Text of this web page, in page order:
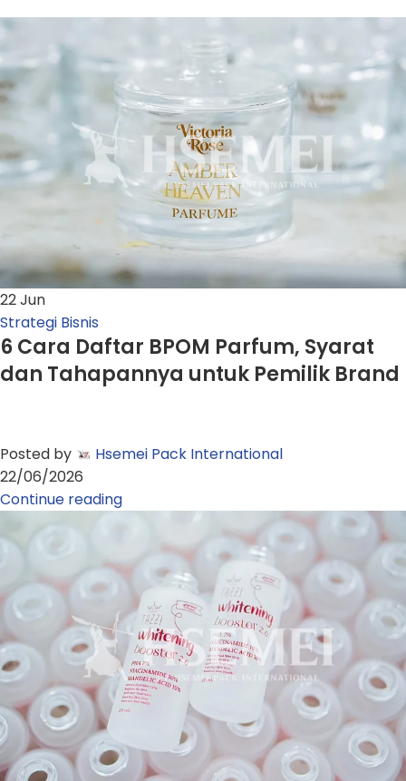
22Jun
Strategi Bisnis
6 Cara Daftar BPOM Parfum, Syarat
dan Tahapannya untuk Pemilik Brand
Posted by
Hsemei Pack International
22/06/2026
Continue reading